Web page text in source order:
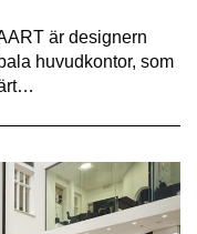
är designern
huvudkontor, som